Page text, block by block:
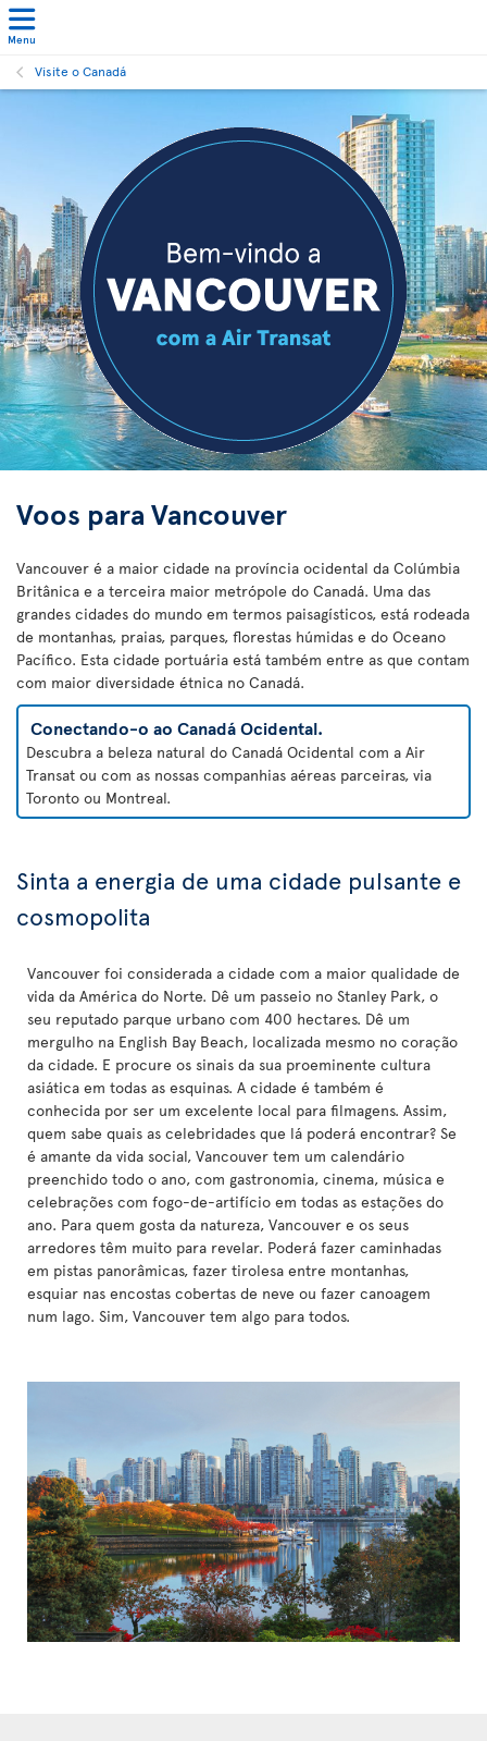
Menu
Visite o Canadá
Voos para Vancouver
Vancouver é a maior cidade na província ocidental da Colúmbia
Britânica e a terceira maior metrópole do Canadá. Uma das
grandes cidades do mundo em termos paisagísticos, está rodeada
de montanhas, praias, parques, florestas húmidas e do Oceano
Pacífico. Esta cidade portuária está também entre as que contam
com maior diversidade étnica no Canadá.
Conectando-o ao Canadá Ocidental.
Descubra a beleza natural do Canadá Ocidental com a Air
Transat ou com as nossas companhias aéreas parceiras, via
Toronto ou Montreal.
Sinta a energia de uma cidade pulsante e
cosmopolita
Vancouver foi considerada a cidade com a maior qualidade de
vida da América do Norte. Dê um passeio no Stanley Park, o
seu reputado parque urbano com 400 hectares. Dê um
mergulho na English Bay Beach, localizada mesmo no coração
da cidade. E procure os sinais da sua proeminente cultura
asiática em todas as esquinas. A cidade é também é
conhecida por ser um excelente local para filmagens. Assim,
quem sabe quais as celebridades que lá poderá encontrar? Se
é amante da vida social, Vancouver tem um calendário
preenchido todo o ano, com gastronomia, cinema, música e
celebrações com fogo-de-artifício em todas as estações do
ano. Para quem gosta da natureza, Vancouver e os seus
arredores têm muito para revelar. Poderá fazer caminhadas
em pistas panorâmicas, fazer tirolesa entre montanhas,
esquiar nas encostas cobertas de neve ou fazer canoagem
num lago. Sim, Vancouver tem algo para todos.